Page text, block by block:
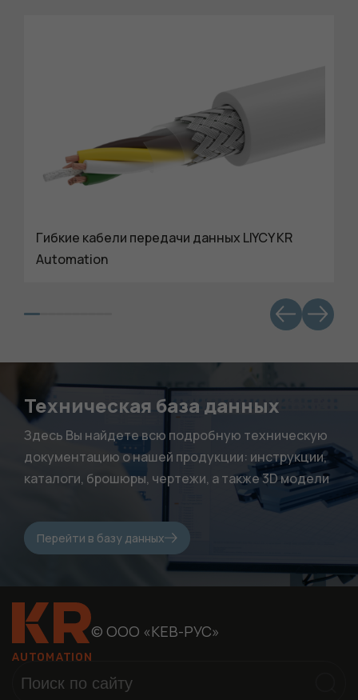
Гибкие кабели передачи данных LIYCY KR
Automation
Техническая база данных
Здесь Вы найдете всю подробную техническую
документацию о нашей продукции: инструкции,
каталоги, брошюры, чертежи, а также 3D модели
Перейти в базу данных
© ООО «КЕВ-РУС»
функционала и
нужны, чтобы
сайт работал.